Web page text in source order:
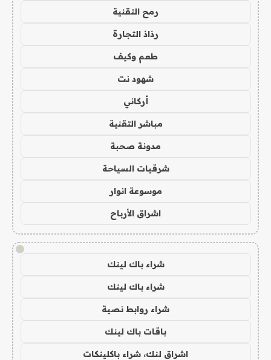
رمح التقنية
رذاذ التجارة
طعم وكيف
شهود نت
أركاني
مباشر التقنية
مدونة صحبة
شرقيات السياحة
موسوعة انوار
اشراق الأرباح
!
شراء باك لينك
شراء باك لينك
شراء روابط نصية
باقات باك لينك
اشراق لنك، شراء باكلينكات